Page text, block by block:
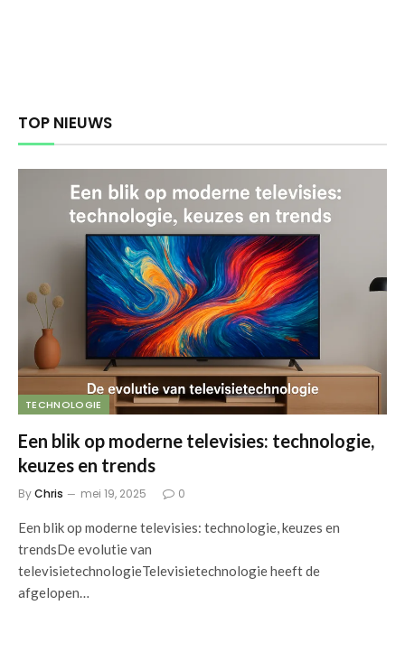
TOP NIEUWS
TECHNOLOGIE
Een blik op moderne televisies: technologie,
keuzes en trends
ByChris mei 19, 2025 0
Een blik op moderne televisies: technologie, keuzes en
trendsDe evolutie van
televisietechnologieTelevisietechnologie heeft de
afgelopen…